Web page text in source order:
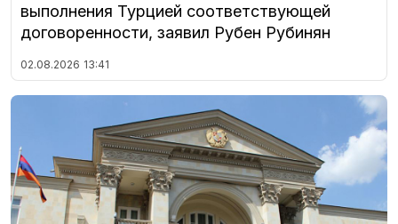
выполнения Турцией соответствующей
договоренности, заявил Рубен Рубинян
02.08.2026 13:41